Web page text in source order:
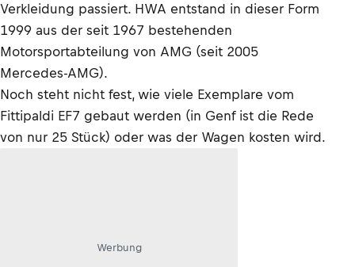
Verkleidung passiert. HWA entstand in dieser Form
1999 aus der seit 1967 bestehenden
Motorsportabteilung von AMG (seit 2005
Mercedes-AMG).
Noch steht nicht fest, wie viele Exemplare vom
Fittipaldi EF7 gebaut werden (in Genf ist die Rede
von nur 25 Stück) oder was der Wagen kosten wird.
Werbung